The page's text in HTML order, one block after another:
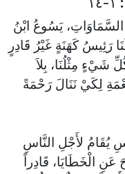
يَسُوعُ ابْنُ
رَئِيسُ كَهَنَةٍ غَيْرُ قَادِرٍ
شَيْءٍ مِثْلُنَا، بِلاَ
لِكَيْ نَنَالَ رَحْمَةً
يُقَامُ لأَجْلِ النَّاسِ
عَنِ الْخَطَايَا، قَادِراً